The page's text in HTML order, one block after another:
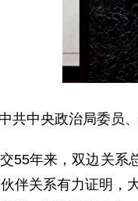
共中央政治局委员
55年来，双边关系
伴关系有力证明，